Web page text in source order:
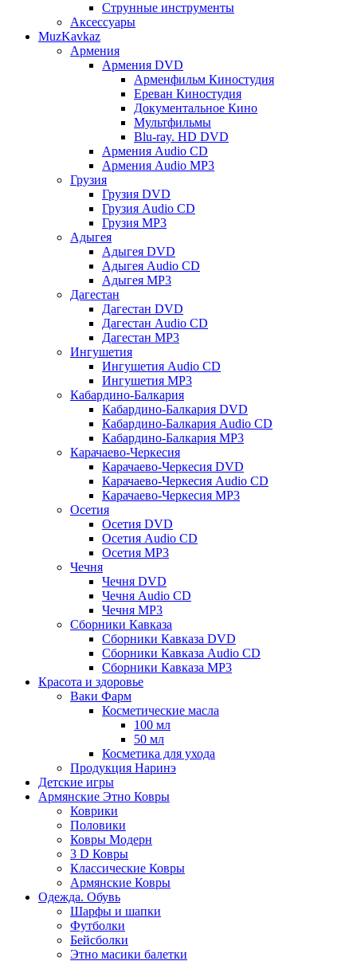
Струнные инструменты
Аксессуары
MuzKavkaz
Армения
Армения DVD
Арменфильм Киностудия
Ереван Киностудия
Документальное Кино
Мультфильмы
Blu-ray. HD DVD
Армения Audio CD
Армения Audio MP3
Грузия
Грузия DVD
Грузия Audio CD
Грузия MP3
Адыгея
Адыгея DVD
Адыгея Audio CD
Адыгея MP3
Дагестан
Дагестан DVD
Дагестан Audio CD
Дагестан MP3
Ингушетия
Ингушетия Audio CD
Ингушетия MP3
Кабардино-Балкария
Кабардино-Балкария DVD
Кабардино-Балкария Audio CD
Кабардино-Балкария MP3
Карачаево-Черкесия
Карачаево-Черкесия DVD
Карачаево-Черкесия Audio CD
Карачаево-Черкесия MP3
Осетия
Осетия DVD
Осетия Audio CD
Осетия MP3
Чечня
Чечня DVD
Чечня Audio CD
Чечня MP3
Сборники Кавказа
Сборники Кавказа DVD
Сборники Кавказа Audio CD
Сборники Кавказа MP3
Красота и здоровье
Ваки Фарм
Косметические масла
100 мл
50 мл
Косметика для ухода
Продукция Наринэ
Детские игры
Армянские Этно Ковры
Коврики
Половики
Ковры Модерн
3 D Ковры
Классические Ковры
Армянские Ковры
Одежда. Обувь
Шарфы и шапки
Футболки
Бейсболки
Этно масики балетки